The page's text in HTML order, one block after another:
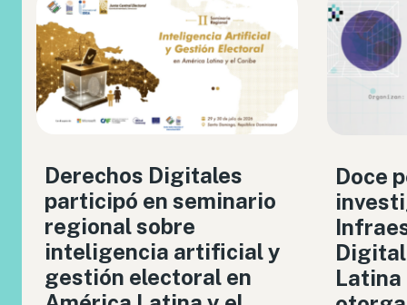
Derechos Digitales
participó en seminario
regional sobre
inteligencia artificial y
gestión electoral en
Doce
Latina